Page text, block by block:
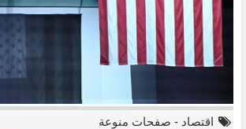
اقتصاد - صفحات منوعة